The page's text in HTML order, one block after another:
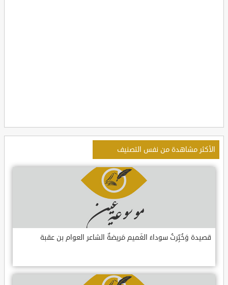
الأكثر مشاهدة من نفس التصنيف
قصيدة وَخُبِّرتُ سوداءَ الغَميم مَريضةٌ الشاعر العوام بن عقبة